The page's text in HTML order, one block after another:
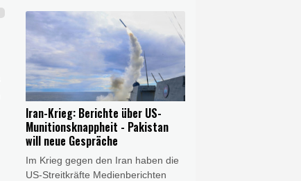
"Jede abweichende Meinung wird
als russische Propaganda
bezeichnet, worauf Versuche folgen,
Journalisten und ganze Medien zu
vertreiben", sagte der
stellvertretende Sprecher des
russischen Außenministeriums,
Alexej Fadejew, am Donnerstag. Es
gebe in Frankreich eine "Zensur
von Meinungen, die nicht der
offiziellen Linie entsprechen".
Iran-Krieg: Berichte über US-
Munitionsknappheit - Pakistan
will neue Gespräche
Im Krieg gegen den Iran haben die
US-Streitkräfte Medienberichten